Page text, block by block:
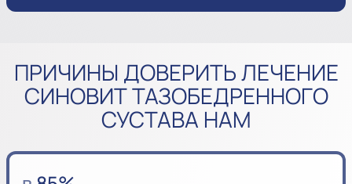
ПРИЧИНЫ ДОВЕРИТЬ ЛЕЧЕНИЕ
СИНОВИТ ТАЗОБЕДРЕННОГО
СУСТАВА НАМ